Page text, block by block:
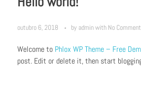
outubro 6, 2018 by adminwith No Comment
Welcome to Phlox WP Theme – Free
post. Edit or delete it, then start